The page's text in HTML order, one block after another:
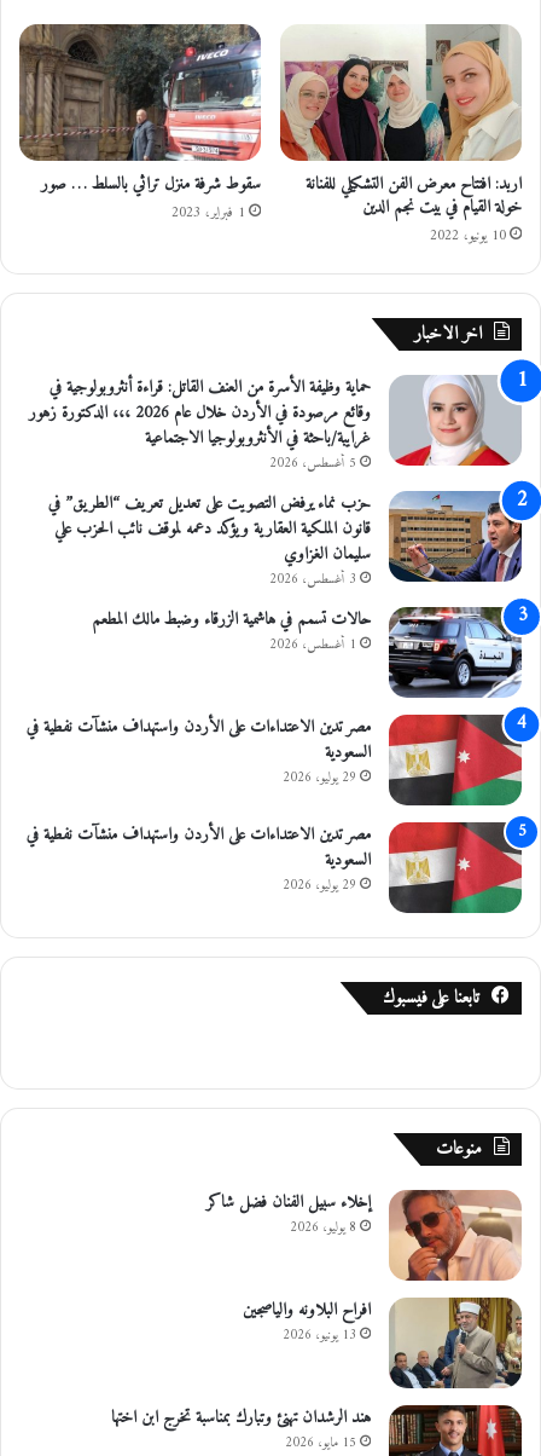
ل
ا
م
ع
ش
ف
ي
م
و
ك
و
اربد: افتتاح معرض الفن التشكيلي للفنانة
خولة القيام في بيت نجم الدين
10 يونيو، 2022
سقوط شرفة منزل تراثي بالسلط … صور
1 فبراير، 2023
اخر الاخبار
حماية وظيفة الأسرة من العنف القاتل: قراءة أنثروبولوجية في
وقائع مرصودة في الأردن خلال عام 2026 ،،، الدكتورة زهور
غرايبة/باحثة في الأنثروبولوجيا الاجتماعية
5 أغسطس، 2026
حزب نماء يرفض التصويت على تعديل تعريف “الطريق” في
قانون الملكية العقارية ويؤكد دعمه لموقف نائب الحزب علي
سليمان الغزاوي
3 أغسطس، 2026
حالات تسمم في هاشمية الزرقاء وضبط مالك المطعم
1 أغسطس، 2026
مصر تدين الاعتداءات على الأردن واستهداف منشآت نفطية في
السعودية
29 يوليو، 2026
مصر تدين الاعتداءات على الأردن واستهداف منشآت نفطية في
السعودية
29 يوليو، 2026
تابعنا على فيسبوك
منوعات
إخلاء سبيل الفنان فضل شاكر
8 يوليو، 2026
افراح البلاونه والياصجين
13 يونيو، 2026
هند الرشدان تهنئ وتبارك بمناسبة تخرج ابن اختها
15 مايو، 2026